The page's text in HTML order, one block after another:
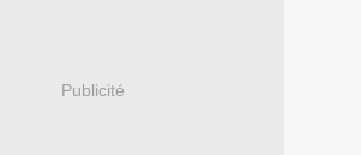
Publicité